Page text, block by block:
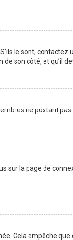
le sont,
son côté, et qu’il
ne postant pas
sur la page de
Cela empêche que